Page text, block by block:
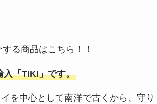
る商品はこちら！！
入「TIKI」です。
を中心として南洋で古くから、守り